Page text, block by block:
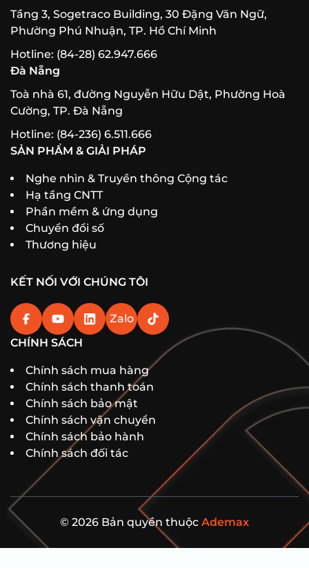
Tầng 3, Sogetraco Building, 30 Đặng Văn Ngữ,
Phường Phú Nhuận, TP. Hồ Chí Minh
Hotline: (84-28) 62.947.666
Đà Nẵng
Toà nhà 61, đường Nguyễn Hữu Dật, Phường Hoà
Cường, TP. Đà Nẵng
Hotline: (84-236) 6.511.666
SẢN PHẨM & GIẢI PHÁP
Nghe nhìn & Truyền thông Cộng tác
Hạ tầng CNTT
Phần mềm & ứng dụng
Chuyển đổi số
Thương hiệu
KẾT NỐI VỚI CHÚNG TÔI
Zalo
CHÍNH SÁCH
Chính sách mua hàng
Chính sách thanh toán
Chính sách bảo mật
Chính sách vận chuyển
Chính sách bảo hành
Chính sách đối tác
© 2026 Bản quyền thuộc Ademax